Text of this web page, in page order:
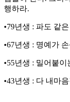
행하라.
•79년생 : 파도 같
•67년생 : 명예가
•55년생 : 밀어붙
•43년생 : 다 내마